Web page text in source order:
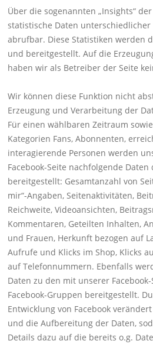
Über die sogenannten „Insights“
statistische Daten
abrufbar. Diese Statistiken werden
und bereitgestellt. Auf die
haben wir als Betreiber der Seite
Wir können diese Funktion nicht
Erzeugung und Verarbeitung der
Für einen wählbaren Zeitraum
Kategorien Fans, Abonnenten,
interagierende Personen werden
Facebook-Seite nachfolgende Daten
bereitgestellt: Gesamtanzahl von
mir“-Angaben, Seitenaktivitäten,
Reichweite, Videoansichten,
Kommentaren, Geteilten Inhalten,
und Frauen, Herkunft bezogen auf
Aufrufe und Klicks im Shop, Klicks
auf Telefonnummern. Ebenfalls
Daten zu den mit unserer
Facebook-Gruppen bereitgestellt.
Entwicklung von Facebook
und die Aufbereitung der Daten,
Details dazu auf die bereits o.g.